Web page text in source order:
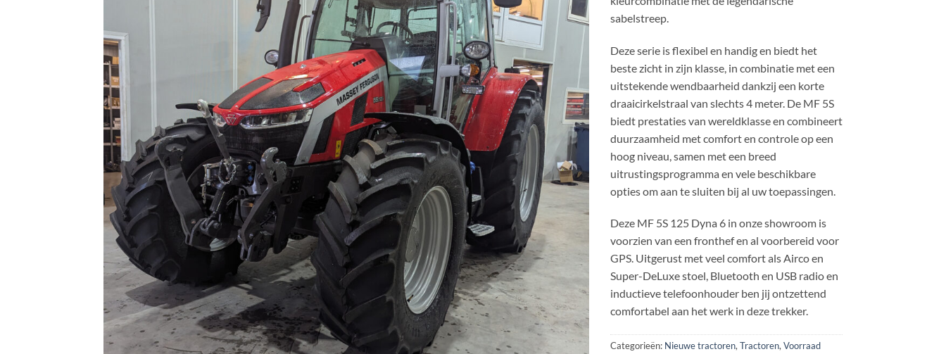
sabelstreep.
Deze serie is flexibel en handig en biedt het
beste zicht in zijn klasse, in combinatie met een
uitstekende wendbaarheid dankzij een korte
draaicirkelstraal van slechts 4 meter. De MF 5S
biedt prestaties van wereldklasse en combineert
duurzaamheid met comfort en controle op een
hoog niveau, samen met een breed
uitrustingsprogramma en vele beschikbare
opties om aan te sluiten bij al uw toepassingen.
Deze MF 5S 125 Dyna 6 in onze showroom is
voorzien van een fronthef en al voorbereid voor
GPS. Uitgerust met veel comfort als Airco en
Super-DeLuxe stoel, Bluetooth en USB radio en
inductieve telefoonhouder ben jij ontzettend
comfortabel aan het werk in deze trekker.
Categorieën: Nieuwe tractoren, Tractoren, Voorraad